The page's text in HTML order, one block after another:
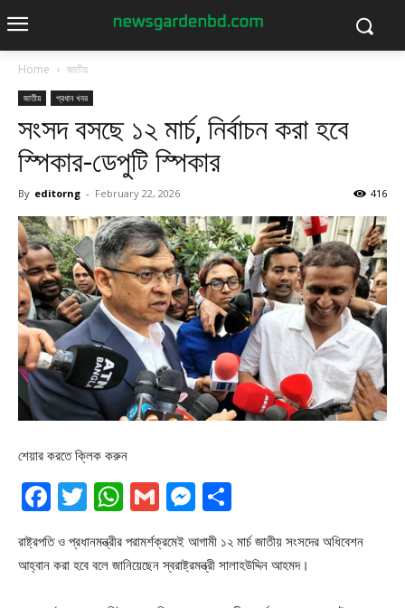
Home জাতীয়
জাতীয় প্রধান খবর
সংসদ বসছে ১২ মার্চ, নির্বাচন করা হবে
স্পিকার-ডেপুটি স্পিকার
By editorng - February 22, 2026 416
শেয়ার করতে ক্লিক করুন
Facebook
Twitter
WhatsApp
GmailMessenger
রাষ্ট্রপতি ও প্রধানমন্ত্রীর পরামর্শক্রমেই আগামী ১২ মার্চ জাতীয় সংসদের অধিবেশন
আহ্বান করা হবে বলে জানিয়েছেন স্বরাষ্ট্রমন্ত্রী সালাহউদ্দিন আহমদ।